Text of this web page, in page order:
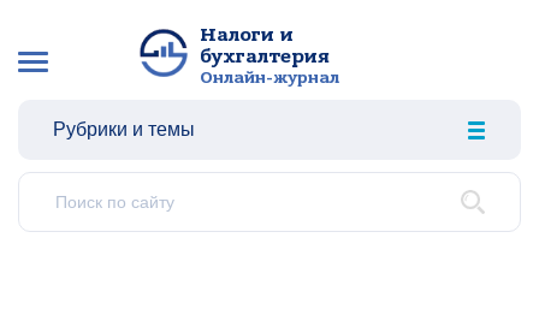
Налоги и
бухгалтерия
Онлайн-журнал
Рубрики и темы